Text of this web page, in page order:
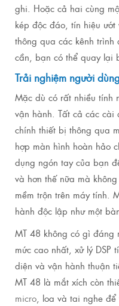
ghi. Hoặc cả hai cùng
kép độc đáo, tín hiệu
thông qua các kênh
cần, bạn có thể quay lại
Trải nghiệm người
Mặc dù có rất nhiều tính
vận hành. Tất cả các cài
chính thiết bị thông qua
hợp màn hình hoàn hảo
dụng ngón tay của bạn
và hơn thế nữa mà
mềm trộn trên máy tính.
hành độc lập như một
MT 48 không có gì đáng
mức cao nhất, xử lý DSP
diện và vận hành thuận
MT 48 là mắt xích còn
micro, loa và tai nghe để